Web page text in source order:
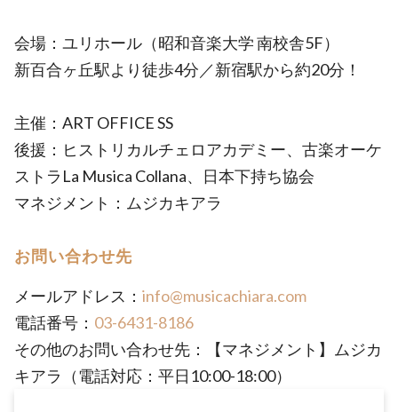
会場：ユリホール（昭和音楽大学 南校舎5F）
新百合ヶ丘駅より徒歩4分／新宿駅から約20分！
主催：ART OFFICE SS
後援：ヒストリカルチェロアカデミー、古楽オーケ
ストラLa Musica Collana、日本下持ち協会
マネジメント：ムジカキアラ
お問い合わせ先
メールアドレス： info@musicachiara.com
電話番号： 03-6431-8186
その他のお問い合わせ先：【マネジメント】ムジカ
キアラ（電話対応：平日10:00-18:00）